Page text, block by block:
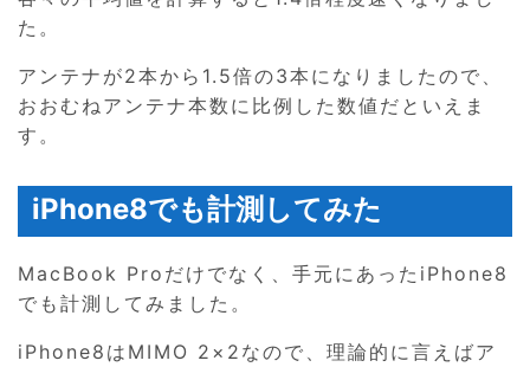
た。
アンテナが2本から1.5倍の3本になりましたので、
おおむねアンテナ本数に比例した数値だといえま
す。
iPhone8でも計測してみた
MacBook Proだけでなく、手元にあったiPhone8
でも計測してみました。
iPhone8はMIMO 2×2なので、理論的に言えばア